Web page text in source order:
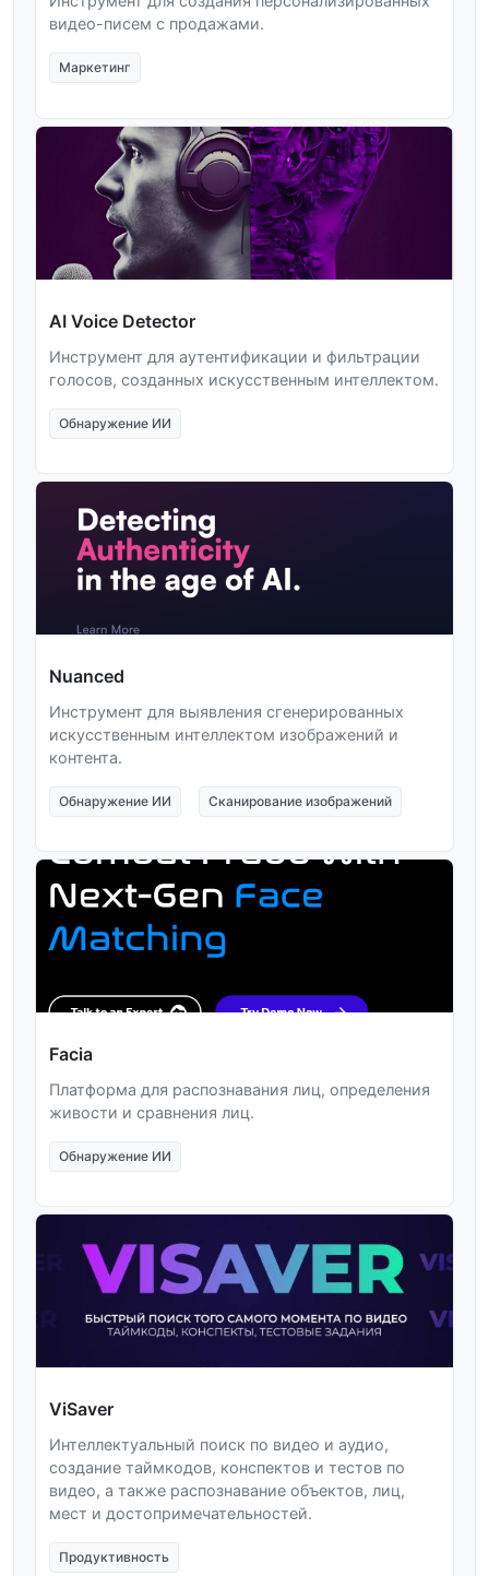
видео-писем с продажами.
Маркетинг
AI Voice Detector
Инструмент для аутентификации и фильтрации
голосов, созданных искусственным интеллектом.
Обнаружение ИИ
Nuanced
Инструмент для выявления сгенерированных
искусственным интеллектом изображений и
контента.
Обнаружение ИИ Сканирование изображений
Facia
Платформа для распознавания лиц, определения
живости и сравнения лиц.
Обнаружение ИИ
ViSaver
Интеллектуальный поиск по видео и аудио,
создание таймкодов, конспектов и тестов по
видео, а также распознавание объектов, лиц,
мест и достопримечательностей.
Продуктивность